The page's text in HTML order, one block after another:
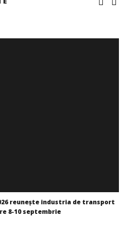
reunește industria de transport
8-10 septembrie